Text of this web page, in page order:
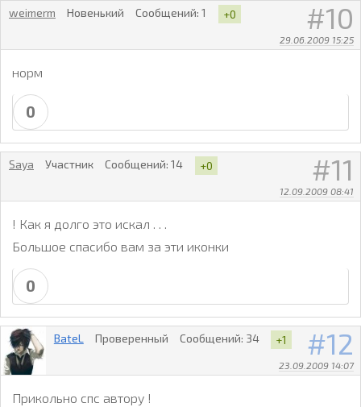
10
29.06.2009 15:25
weimerm Новенький Сообщений: 1 +0
норм
0
11
12.09.2009 08:41
Saya Участник Сообщений: 14 +0
! Как я долго это искал . . .
Большое спасибо вам за эти иконки
0
12
23.09.2009 14:07
BateL Проверенный Сообщений: 34 +1
Прикольно спс автору !